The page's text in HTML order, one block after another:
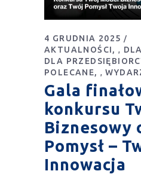
4 GRUDNIA 2025
AKTUALNOŚCI
,
DLA
POLECANE
,
Gala
konkursu
Biznesowy
Pomysł –
Innowacja